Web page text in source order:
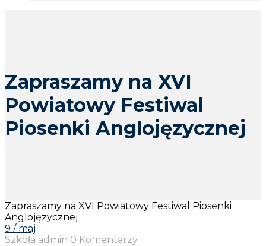
Zapraszamy na XVI
Powiatowy Festiwal
Piosenki Anglojęzycznej
Zapraszamy na XVI Powiatowy Festiwal Piosenki
Anglojęzycznej
9 / maj
Szkoła admin 0 Komentarzy